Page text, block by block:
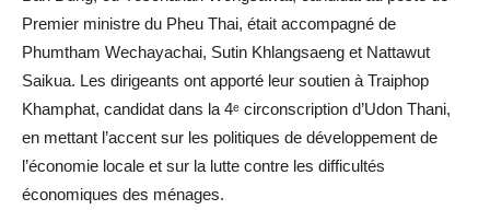
Premier ministre du Pheu Thai, était accompagné de
Phumtham Wechayachai, Sutin Khlangsaeng et Nattawut
Saikua. Les dirigeants ont apporté leur soutien à Traiphop
Khamphat, candidat dans la 4ᵉ circonscription d’Udon Thani,
en mettant l’accent sur les politiques de développement de
l’économie locale et sur la lutte contre les difficultés
économiques des ménages.